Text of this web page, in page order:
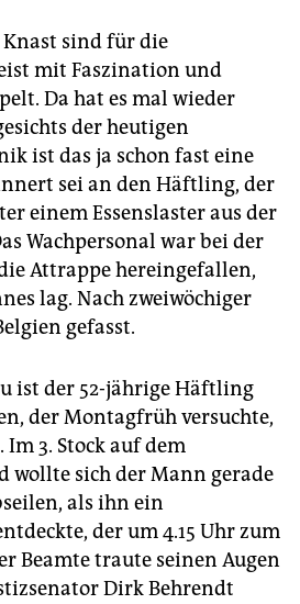
Knast sind für die
mit Faszination und
Da hat es mal wieder
der heutigen
ist das ja schon fast eine
sei an den Häftling, der
einem Essenslaster aus der
Wachpersonal war bei der
Attrappe hereingefallen,
lag. Nach zweiwöchiger
gefasst.
ist der 52-jährige Häftling
der Montagfrüh versuchte,
Im 3. Stock auf dem
wollte sich der Mann gerade
als ihn ein
der um 4.15 Uhr zum
Beamte traute seinen Augen
Dirk Behrendt